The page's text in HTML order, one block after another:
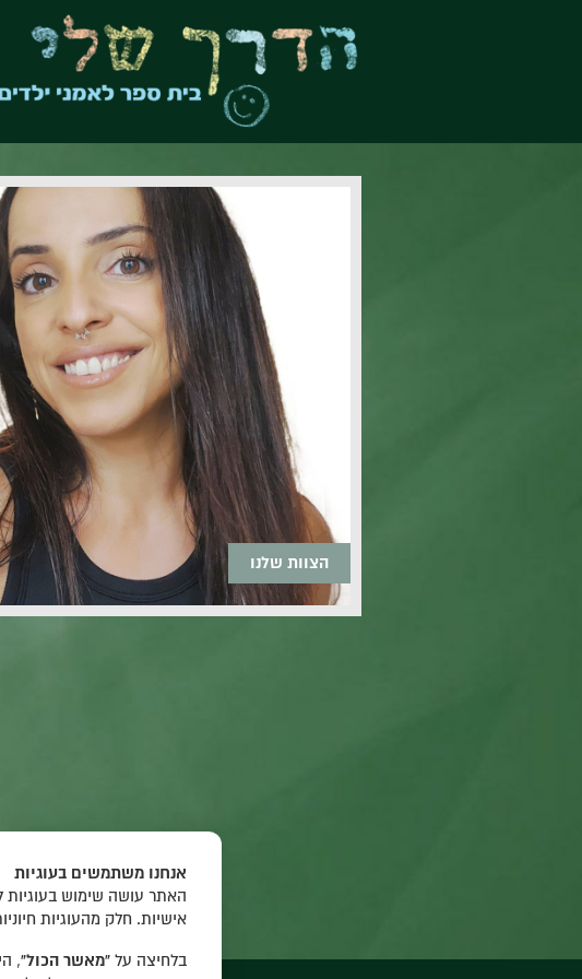
הצוות שלנו
אנחנו משתמשים בעוגיות
האתר עושה שימוש בעוגיות
אישיות. חלק מהעוגיות
בלחיצה על “מאשר הכול”,